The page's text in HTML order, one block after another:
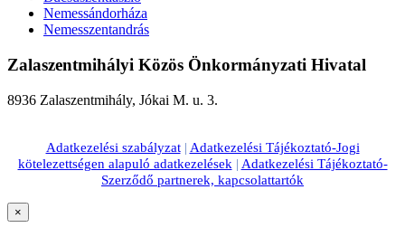
Nemessándorháza
Nemesszentandrás
Zalaszentmihályi Közös Önkormányzati Hivatal
8936 Zalaszentmihály, Jókai M. u. 3.
Adatkezelési szabályzat| Adatkezelési Tájékoztató-Jogi
kötelezettségen alapuló adatkezelések | Adatkezelési Tájékoztató-
Szerződő partnerek, kapcsolattartók
×